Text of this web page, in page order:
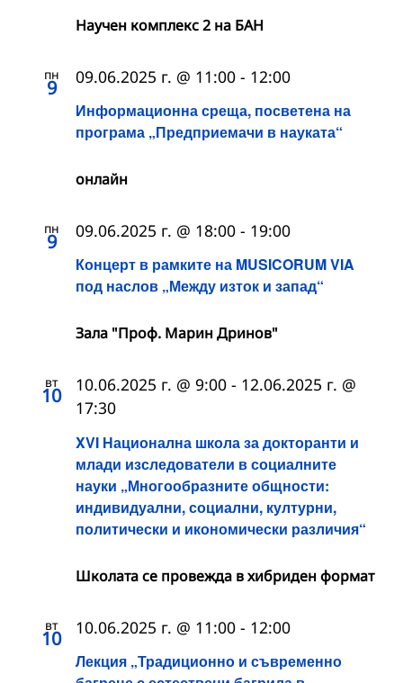
Научен комплекс 2 на БАН
пн
9
Информационна среща, посветена на
програма „Предприемачи в науката“
09.06.2025 г. @ 11:00 - 12:00
онлайн
пн
9
Концерт в рамките на MUSICORUM VIA
под наслов „Между изток и запад“
09.06.2025 г. @ 18:00 - 19:00
Зала "Проф. Марин Дринов"
вт
10
XVI Национална школа за докторанти и
млади изследователи в социалните
науки „Многообразните общности:
индивидуални, социални, културни,
политически и икономически различия“
10.06.2025 г. @ 9:00 - 12.06.2025 г. @
17:30
Школата се провежда в хибриден формат
вт
10
Лекция „Традиционно и съвременно
10.06.2025 г. @ 11:00 - 12:00